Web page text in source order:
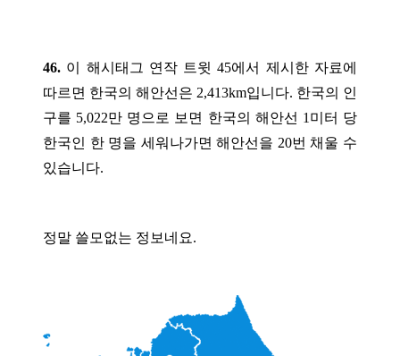
46. 이 해시태그 연작 트윗 45에서 제시한 자료에
따르면 한국의 해안선은 2,413km입니다. 한국의 인
구를 5,022만 명으로 보면 한국의 해안선 1미터 당
한국인 한 명을 세워나가면 해안선을 20번 채울 수
있습니다.
정말 쓸모없는 정보네요.